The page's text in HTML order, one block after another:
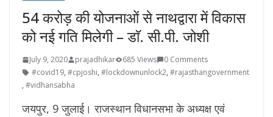
54 करोड़ की योजनाओं से नाथद्वारा में विकास
को नई गति मिलेगी – डाॅ. सी.पी. जोशी
July 9, 2020 prajadhikar 685 Views
0 Comments
#covid19, #cpjoshi, #lockdownunlock2, #rajasthangovernment
, #vidhansabha
जयपुर, 9 जुलाई। राजस्थान विधानसभा के अध्यक्ष एवं